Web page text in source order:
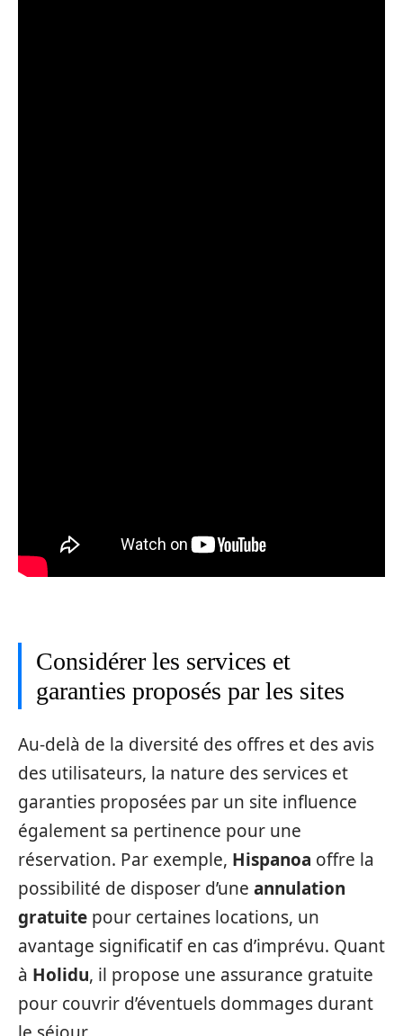
Considérer les services et
garanties proposés par les sites
Au-delà de la diversité des offres et des avis
des utilisateurs, la nature des services et
garanties proposées par un site influence
également sa pertinence pour une
réservation. Par exemple, Hispanoa offre la
possibilité de disposer d’une annulation
gratuite pour certaines locations, un
avantage significatif en cas d’imprévu. Quant
à Holidu, il propose une assurance gratuite
pour couvrir d’éventuels dommages durant